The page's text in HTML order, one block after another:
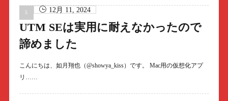
12月 11, 2024
UTM SEは実用に耐えなかったので
諦めました
こんにちは、如月翔也（@showya_kiss）です。 Mac用の仮想化アプ
リ……